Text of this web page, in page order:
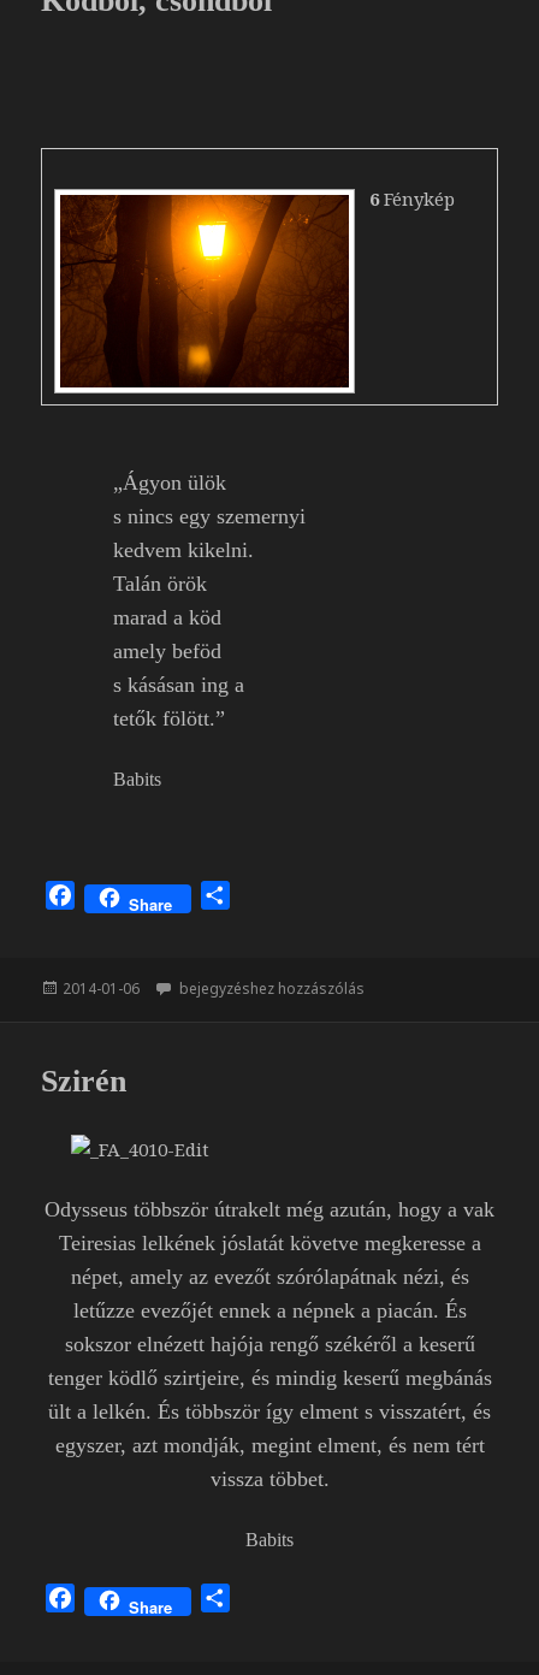
k
g
6Fénykép
„Ágyon ülök
s nincs egy szemernyi
kedvem kikelni.
Talán örök
marad a köd
amely beföd
s kásásan ing a
tetők fölött.”
Babits
F
e
o
k
Share
z
Közzétéve
2014-01-06 Ködből, csöndből
bejegyzéshez hozzászólás
Szirén
Odysseus többször útrakelt még azután, hogy a vak
Teiresias lelkének jóslatát követve megkeresse a
népet, amely az evezőt szórólapátnak nézi, és
letűzze evezőjét ennek a népnek a piacán. És
sokszor elnézett hajója rengő székéről a keserű
tenger ködlő szirtjeire, és mindig keserű megbánás
ült a lelkén. És többször így elment s visszatért, és
egyszer, azt mondják, megint elment, és nem tért
vissza többet.
Babits
F
Share